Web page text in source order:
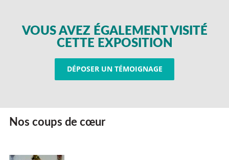
VOUS AVEZ ÉGALEMENT VISITÉ
CETTE EXPOSITION
DÉPOSER UN TÉMOIGNAGE
Nos coups de cœur